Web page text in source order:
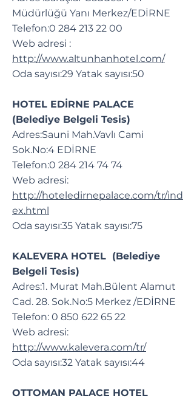
Müdürlüğü Yanı Merkez/EDİRNE
Telefon:0 284 213 22 00
Web adresi :
http://www.altunhanhotel.com/
Oda sayısı:29 Yatak sayısı:50
HOTEL EDİRNE PALACE
(Belediye Belgeli Tesis)
Adres:Sauni Mah.Vavlı Cami
Sok.No:4 EDİRNE
Telefon:0 284 214 74 74
Web adresi:
http://hoteledirnepalace.com/tr/ind
ex.html
Oda sayısı:35 Yatak sayısı:75
KALEVERA HOTEL (Belediye
Belgeli Tesis)
Adres:1. Murat Mah.Bülent Alamut
Cad. 28. Sok.No:5 Merkez /EDİRNE
Telefon: 0 850 622 65 22
Web adresi:
http://www.kalevera.com/tr/
Oda sayısı:32 Yatak sayısı:44
OTTOMAN PALACE HOTEL